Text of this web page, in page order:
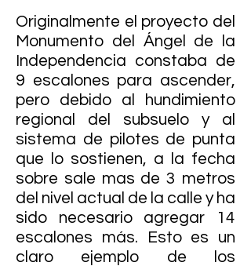
Originalmente el proyecto del
Monumento del Ángel de la
Independencia constaba de
9 escalones para ascender,
pero debido al hundimiento
regional del subsuelo y al
sistema de pilotes de punta
que lo sostienen, a la fecha
sobre sale mas de 3 metros
del nivel actual de la calle y ha
sido necesario agregar 14
escalones más. Esto es un
claro ejemplo de los